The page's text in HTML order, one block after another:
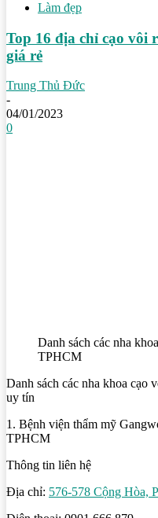
Làm đẹp
Top 16 địa chỉ cạo vôi
giá rẻ
Trung Thủ Đức
-
04/01/2023
0
Danh sách các nha
TPHCM
Danh sách các nha khoa cạo
uy tín
1. Bệnh viện thẩm mỹ
TPHCM
Thông tin liên hệ
Địa chỉ: 576-578 Cộng Hòa,